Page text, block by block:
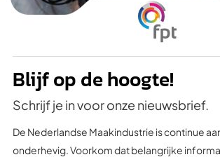
Blijf op de hoogte!
Schrijf je in voor onze nieuwsbrief.
De Nederlandse Maakindustrie is continue
onderhevig. Voorkom dat belangrijke